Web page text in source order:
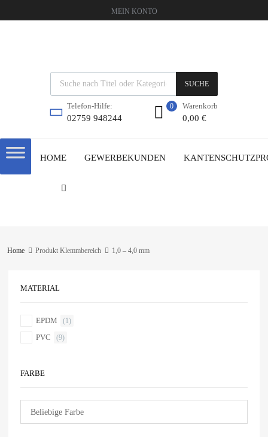
MEIN KONTO
SUCHE
Telefon-Hilfe:
02759 948244
Warenkorb
0,00 €
0
HOME GEWERBEKUNDEN
Home Produkt Klemmbereich 1,0 – 4,0 mm
MATERIAL
EPDM (1)
PVC (9)
FARBE